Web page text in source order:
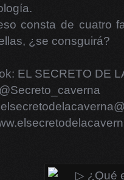
consta de cuatro
¿se consguirá?
EL SECRETO DE